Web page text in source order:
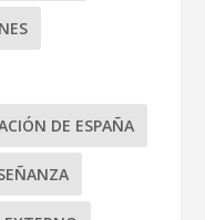
DE ESPAÑA